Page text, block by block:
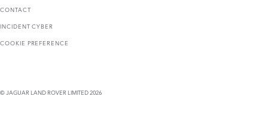
CONTACT
INCIDENT CYBER
COOKIE PREFERENCE
© JAGUAR LAND ROVER LIMITED 2026